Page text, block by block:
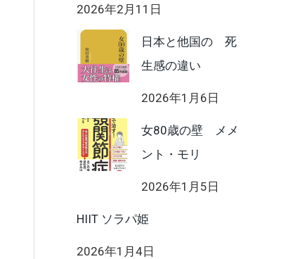
2026年2月11日
日本と他国の 死
生感の違い
2026年1月6日
女80歳の壁 メメ
ント・モリ
2026年1月5日
HIIT ソラパ姫
2026年1月4日